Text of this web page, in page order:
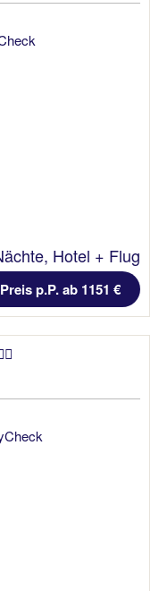
Hotel + Flug
Preis p.P. ab 1151 €